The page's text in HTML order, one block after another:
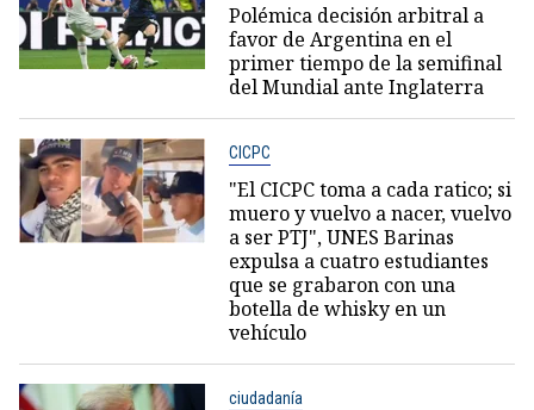
Polémica decisión arbitral a
favor de Argentina en el
primer tiempo de la semifinal
del Mundial ante Inglaterra
CICPC
"El CICPC toma a cada ratico; si
muero y vuelvo a nacer, vuelvo
a ser PTJ", UNES Barinas
expulsa a cuatro estudiantes
que se grabaron con una
botella de whisky en un
vehículo
ciudadanía